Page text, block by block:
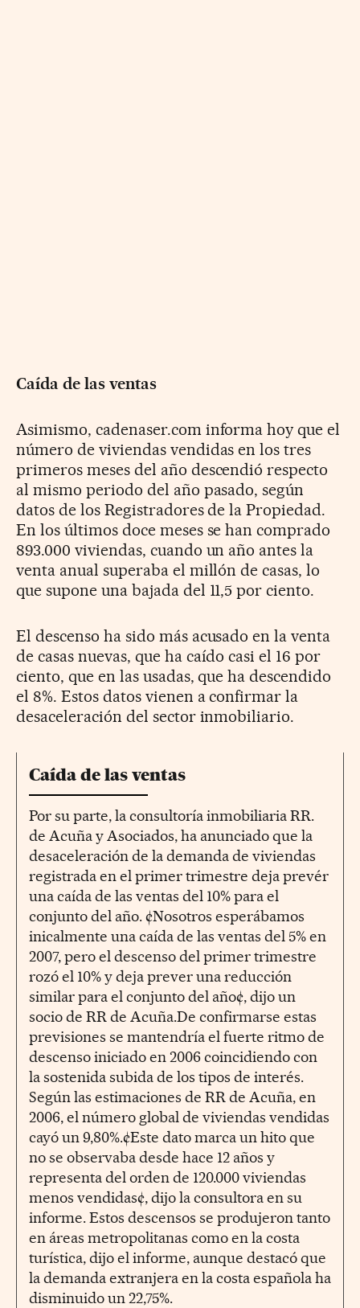
Caída de las ventas
Asimismo, cadenaser.com informa hoy que el
número de viviendas vendidas en los tres
primeros meses del año descendió respecto
al mismo periodo del año pasado, según
datos de los Registradores de la Propiedad.
En los últimos doce meses se han comprado
893.000 viviendas, cuando un año antes la
venta anual superaba el millón de casas, lo
que supone una bajada del 11,5 por ciento.
El descenso ha sido más acusado en la venta
de casas nuevas, que ha caído casi el 16 por
ciento, que en las usadas, que ha descendido
el 8%. Estos datos vienen a confirmar la
desaceleración del sector inmobiliario.
Caída de las ventas
Por su parte, la consultoría inmobiliaria RR.
de Acuña y Asociados, ha anunciado que la
desaceleración de la demanda de viviendas
registrada en el primer trimestre deja prevér
una caída de las ventas del 10% para el
conjunto del año. ¢Nosotros esperábamos
inicalmente una caída de las ventas del 5% en
2007, pero el descenso del primer trimestre
rozó el 10% y deja prever una reducción
similar para el conjunto del año¢, dijo un
socio de RR de Acuña.De confirmarse estas
previsiones se mantendría el fuerte ritmo de
descenso iniciado en 2006 coincidiendo con
la sostenida subida de los tipos de interés.
Según las estimaciones de RR de Acuña, en
2006, el número global de viviendas vendidas
cayó un 9,80%.¢Este dato marca un hito que
no se observaba desde hace 12 años y
representa del orden de 120.000 viviendas
menos vendidas¢, dijo la consultora en su
informe. Estos descensos se produjeron tanto
en áreas metropolitanas como en la costa
turística, dijo el informe, aunque destacó que
la demanda extranjera en la costa española ha
disminuido un 22,75%.